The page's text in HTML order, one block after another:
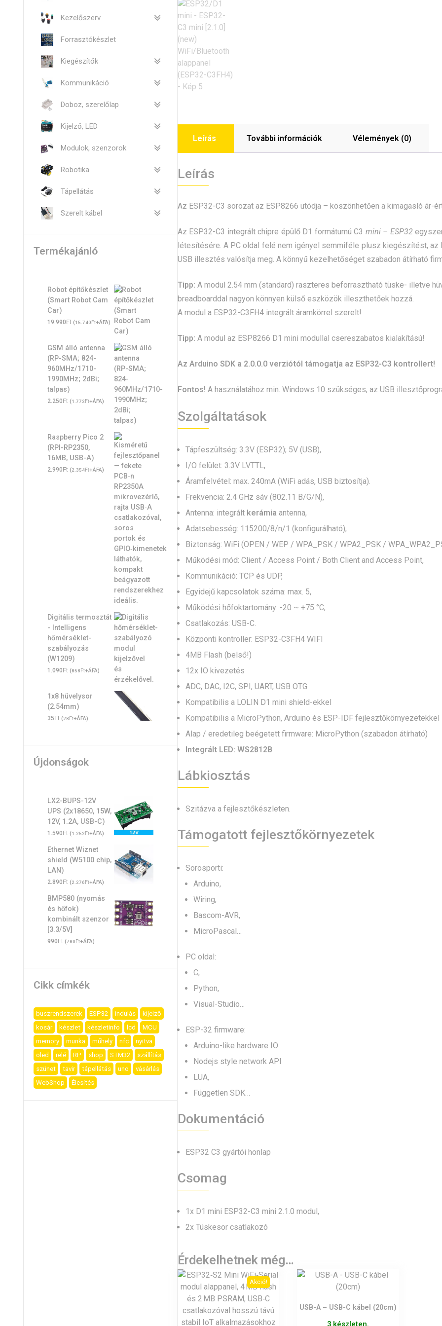
Leírás További információk Vélemények (0)
Leírás
Az ESP32-C3 sorozat az ESP8266 utódja – köszönhetően a kimagasló ár-
Az ESP32-C3 integrált chipre épülő D1 formátumú C3 mini – ESP32
létesítésére. A PC oldal felé nem igényel semmiféle plusz kiegészítést,
USB illesztés valósítja meg. A könnyű kezelhetőséget szabadon átírható
Tipp: A modul 2.54 mm (standard) raszteres beforrasztható tüske- illetve
breadboarddal nagyon könnyen külső eszközök illeszthetőek hozzá.
A modul a ESP32-C3FH4 integrált áramkörrel szerelt!
Tipp: A modul az ESP8266 D1 mini modullal csereszabatos kialakítású!
Az Arduino SDK a 2.0.0.0 verziótól támogatja az ESP32-C3 kontrollert!
Fontos! A használatához min. Windows 10 szükséges, az USB
Szolgáltatások
Tápfeszültség: 3.3V (ESP32); 5V (USB),
I/O felület: 3.3V LVTTL,
Áramfelvétel: max. 240mA (WiFi adás, USB biztosítja).
Frekvencia: 2.4 GHz sáv (802.11 B/G/N),
Antenna: integrált kerámia antenna,
Adatsebesség: 115200/8/n/1 (konfigurálható),
Biztonság: WiFi (OPEN / WEP / WPA_PSK / WPA2_PSK /
Működési mód: Client / Access Point / Both Client and Access Point,
Kommunikáció: TCP és UDP,
Egyidejű kapcsolatok száma: max. 5,
Működési hőfoktartomány: -20 ~ +75 °C,
Csatlakozás: USB-C.
Központi kontroller: ESP32-C3FH4 WIFI
4MB Flash (belső!)
12x IO kivezetés
ADC, DAC, I2C, SPI, UART, USB OTG
Kompatibilis a LOLIN D1 mini shield-ekkel
Kompatibilis a MicroPython, Arduino és ESP-IDF fejlesztőkörnyezetekkel
Alap / eredetileg beégetett firmware: MicroPython (szabadon átírható)
Integrált LED: WS2812B
Lábkiosztás
Szitázva a fejlesztőkészleten.
Támogatott fejlesztőkörnyezetek
Sorosporti:
Arduino,
Wiring,
Bascom-AVR,
MicroPascal…
PC oldal:
C,
Python,
Visual-Studio…
ESP-32 firmware:
Arduino-like hardware IO
Nodejs style network API
LUA,
Független SDK…
Dokumentáció
ESP32 C3 gyártói honlap
Csomag
1x D1 mini ESP32-C3 mini 2.1.0 modul,
2x Tüskesor csatlakozó
Érdekelhetnek még…
Akció!
USB-A – USB-C kábel (20cm)
3 készleten.
Kezelőszerv
Forrasztókészlet
Kiegészítők
Kommunikáció
Doboz, szerelőlap
Kijelző, LED
Modulok, szenzorok
Robotika
Tápellátás
Szerelt kábel
Termékajánló
Robot építőkészlet
(Smart Robot Cam
Car)
19.990Ft (15.740Ft+ÁFA)
GSM álló antenna
(RP-SMA; 824-
960MHz/1710-
1990MHz; 2dBi;
talpas)
2.250Ft (1.772Ft+ÁFA)
Raspberry Pico 2
(RPI-RP2350,
16MB, USB-A)
2.990Ft (2.354Ft+ÁFA)
Digitális termosztát
- Intelligens
hőmérséklet-
szabályozás
(W1209)
1.090Ft (858Ft+ÁFA)
1x8 hüvelysor
(2.54mm)
35Ft (28Ft+ÁFA)
Újdonságok
LX2-BUPS-12V
UPS (2x18650, 15W,
12V, 1.2A, USB-C)
1.590Ft (1.252Ft+ÁFA)
Ethernet Wiznet
shield (W5100 chip,
LAN)
2.890Ft (2.276Ft+ÁFA)
BMP580 (nyomás
és hőfok)
kombinált szenzor
[3.3/5V]
990Ft (780Ft+ÁFA)
Cikk címkék
buszrendszerek ESP32 indulás
kijelző
kosár
készlet készletinfo lcd
MCU
memory
munka műhely nfc
nyitva
oled
relé RP shop STM32
szállítás
szünet
tavir tápellátás uno
vásárlás
WebShop
Élesítés